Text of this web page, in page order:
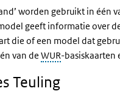
worden gebruikt in één
geeft informatie over
die of een model dat
van de WUR-basiskaarten
Teuling